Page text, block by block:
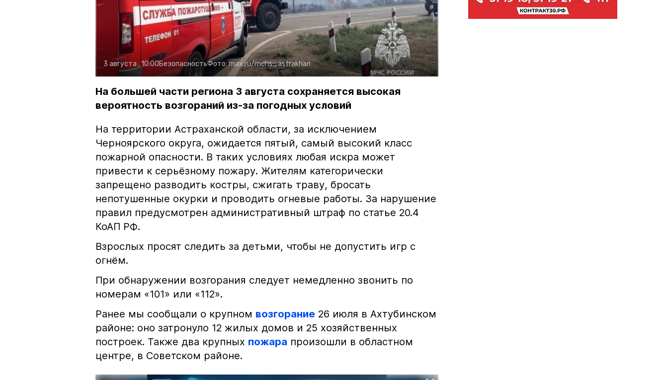
3 августа , 10:00БезопасностьФото:max.ru/mchs_astrakhan
На большей части региона 3 августа сохраняется высокая
вероятность возгораний из-за погодных условий
На территории Астраханской области, за исключением
Черноярского округа, ожидается пятый, самый высокий класс
пожарной опасности. В таких условиях любая искра может
привести к серьёзному пожару. Жителям категорически
запрещено разводить костры, сжигать траву, бросать
непотушенные окурки и проводить огневые работы. За нарушение
правил предусмотрен административный штраф по статье 20.4
КоАП РФ.
Взрослых просят следить за детьми, чтобы не допустить игр с
огнём.
При обнаружении возгорания следует немедленно звонить по
номерам «101» или «112».
Ранее мы сообщали о крупном возгорание 26 июля в Ахтубинском
районе: оно затронуло 12 жилых домов и 25 хозяйственных
построек. Также два крупных пожара произошли в областном
центре, в Советском районе.